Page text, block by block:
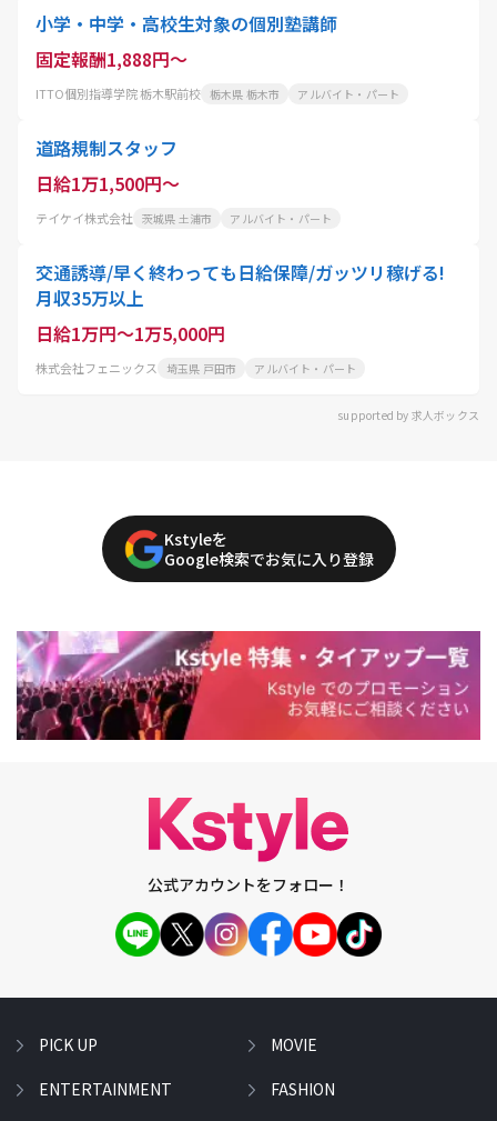
小学・中学・高校生対象の個別塾講師
固定報酬1,888円～
ITTO個別指導学院 栃木駅前校 栃木県 栃木市 アルバイト・パート
道路規制スタッフ
日給1万1,500円～
テイケイ株式会社 茨城県 土浦市 アルバイト・パート
交通誘導/早く終わっても日給保障/ガッツリ稼げる!
月収35万以上
日給1万円～1万5,000円
株式会社フェニックス 埼玉県 戸田市 アルバイト・パート
supported by 求人ボックス
Kstyleを
Google検索でお気に入り登録
公式アカウントをフォロー！
PICK UP
ENTERTAINMENT
MOVIE
FASHION